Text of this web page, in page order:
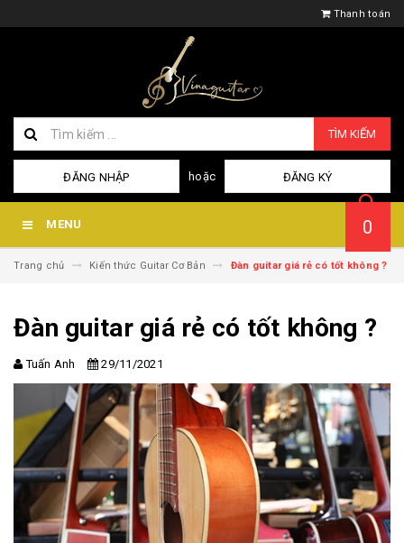
Thanh toán
TÌM KIẾM
ĐĂNG NHẬP hoặc ĐĂNG KÝ
MENU 0
Trang chủ Kiến thức Guitar Cơ Bản Đàn guitar giá rẻ có tốt không ?
Đàn guitar giá rẻ có tốt không ?
Tuấn Anh 29/11/2021